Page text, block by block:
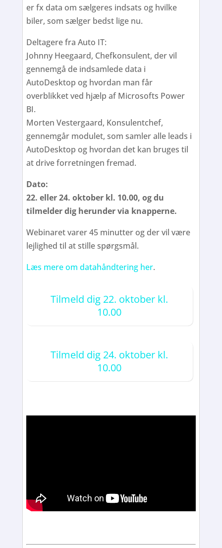
er fx data om sælgeres indsats og hvilke
biler, som sælger bedst lige nu.
Deltagere fra Auto IT:
Johnny Heegaard, Chefkonsulent, der vil
gennemgå de indsamlede data i
AutoDesktop og hvordan man får
overblikket ved hjælp af Microsofts Power
BI.
Morten Vestergaard, Konsulentchef,
gennemgår modulet, som samler alle leads i
AutoDesktop og hvordan det kan bruges til
at drive forretningen fremad.
Dato:
22. eller 24. oktober kl. 10.00, og du
tilmelder dig herunder via knapperne.
Webinaret varer 45 minutter og der vil være
lejlighed til at stille spørgsmål.
Læs mere om datahåndtering her.
Tilmeld dig 22. oktober kl.
10.00
Tilmeld dig 24. oktober kl.
10.00